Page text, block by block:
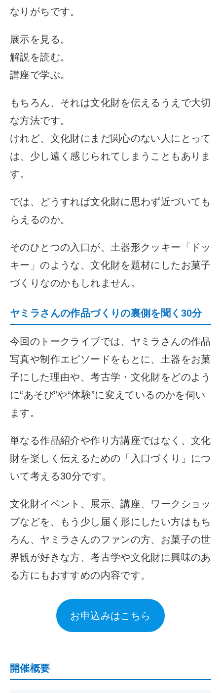
なりがちです。
展示を見る。
解説を読む。
講座で学ぶ。
もちろん、それは文化財を伝えるうえで大切
な方法です。
けれど、文化財にまだ関心のない人にとって
は、少し遠く感じられてしまうこともありま
す。
では、どうすれば文化財に思わず近づいても
らえるのか。
そのひとつの入口が、土器形クッキー「ドッ
キー」のような、文化財を題材にしたお菓子
づくりなのかもしれません。
ヤミラさんの作品づくりの裏側を聞く30分
今回のトークライブでは、ヤミラさんの作品
写真や制作エピソードをもとに、土器をお菓
子にした理由や、考古学・文化財をどのよう
に“あそび”や“体験”に変えているのかを伺い
ます。
単なる作品紹介や作り方講座ではなく、文化
財を楽しく伝えるための「入口づくり」につ
いて考える30分です。
文化財イベント、展示、講座、ワークショッ
プなどを、もう少し届く形にしたい方はもち
ろん、ヤミラさんのファンの方、お菓子の世
界観が好きな方、考古学や文化財に興味のあ
る方にもおすすめの内容です。
お申込みはこちら
開催概要